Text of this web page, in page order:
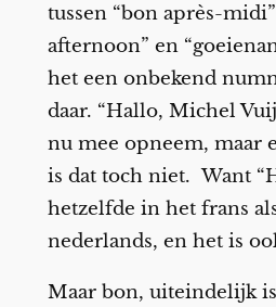
tussen “bon après-
afternoon” en
het een onbekend
daar. “Hallo, Michel
nu mee opneem, maar
is dat toch niet. Want
hetzelfde in het frans
nederlands, en het is
Maar bon, uiteindelijk